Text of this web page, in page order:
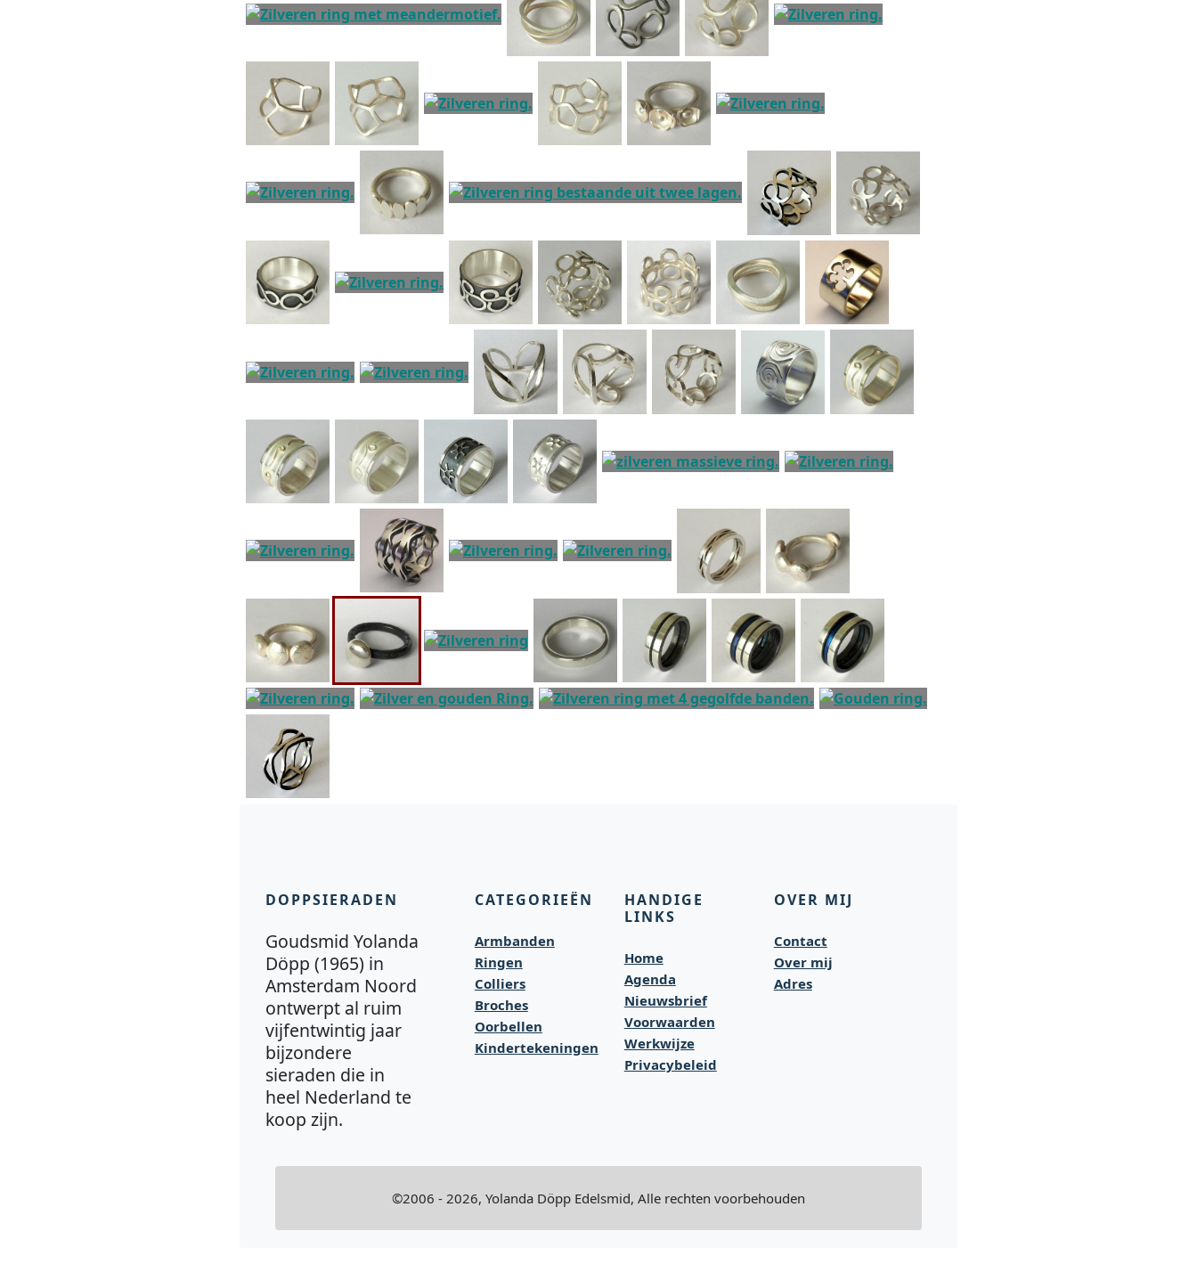
DOPPSIERADEN
Goudsmid Yolanda
Döpp (1965) in
Amsterdam Noord
ontwerpt al ruim
vijfentwintig jaar
bijzondere
sieraden die in
heel Nederland te
koop zijn.
CATEGORIEËN
Armbanden
Ringen
Colliers
Broches
Oorbellen
Kindertekeningen
HANDIGE
LINKS
Home
Agenda
Nieuwsbrief
Voorwaarden
Werkwijze
Privacybeleid
OVER MIJ
Contact
Over mij
Adres
©2006 - 2026, Yolanda Döpp Edelsmid, Alle rechten voorbehouden